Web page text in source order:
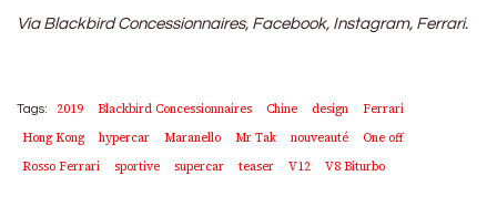
Via Blackbird Concessionnaires, Facebook, Instagram, Ferrari.
Tags: 2019 Blackbird Concessionnaires Chine design
Ferrari
Hong Kong
hypercar Maranello Mr Tak nouveauté
One off
Rosso Ferrari
sportive supercar teaser V12 V8 Biturbo